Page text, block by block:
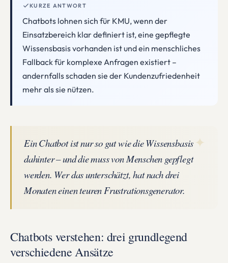
KURZE ANTWORT
Chatbots lohnen sich für KMU, wenn der
Einsatzbereich klar definiert ist, eine gepflegte
Wissensbasis vorhanden ist und ein menschliches
Fallback für komplexe Anfragen existiert –
andernfalls schaden sie der Kundenzufriedenheit
mehr als sie nützen.
✦
Ein Chatbot ist nur so gut wie die Wissensbasis
dahinter – und die muss von Menschen gepflegt
werden. Wer das unterschätzt, hat nach drei
Monaten einen teuren Frustrationsgenerator.
Chatbots verstehen: drei grundlegend
verschiedene Ansätze